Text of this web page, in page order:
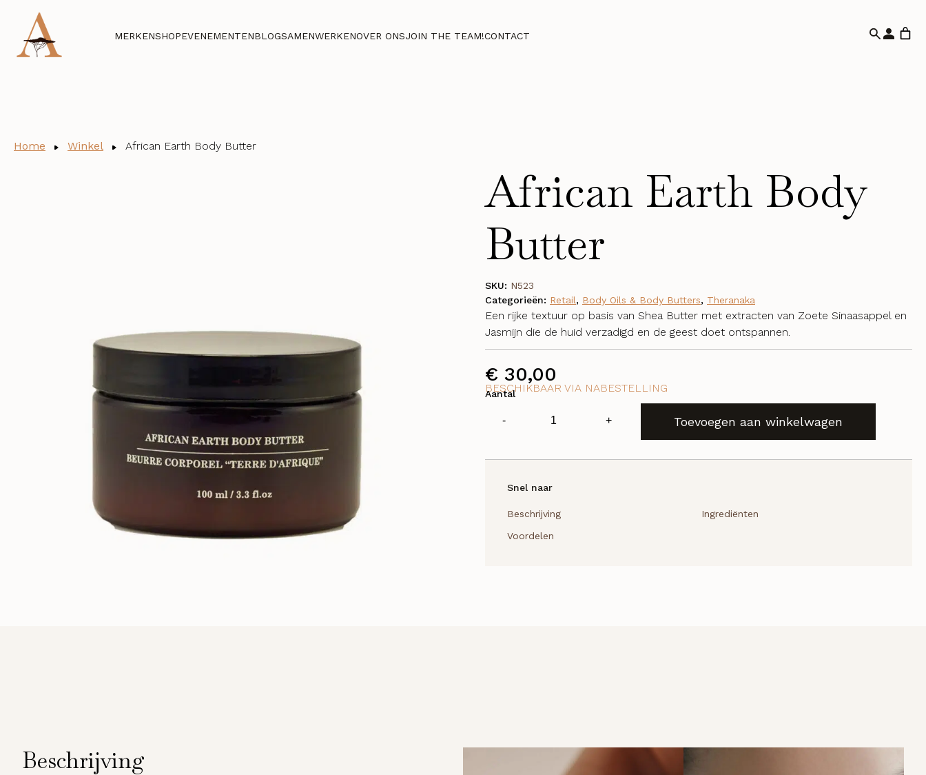
MERKENSHOPEVENEMENTENBLOGSAMENWERKENOVER ONSJOIN THE TEAM!CONTACT
Home Winkel African Earth Body Butter
African Earth Body
Butter
€ 30,00
Snel naar
Beschrijving
Ingrediënten
Voordelen
Een rijke textuur op basis van Shea Butter met extracten van Zoete Sinaasappel en
Jasmijn die de huid verzadigd en de geest doet ontspannen.
BESCHIKBAAR VIA NABESTELLING
Aantal
-
Earth
Butter
+ Toevoegen aan winkelwagen
SKU: N523
Categorieën: Retail, Body Oils & Body Butters, Theranaka
Beschrijving